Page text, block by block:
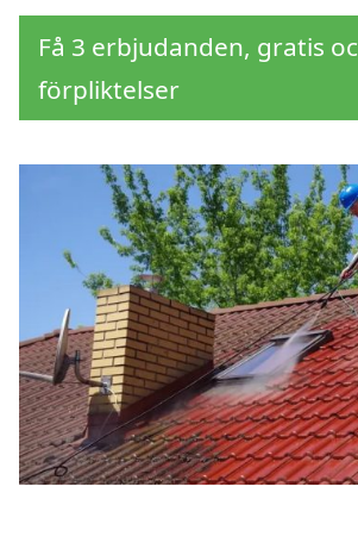
Få 3 erbjudanden, gratis
förpliktelser